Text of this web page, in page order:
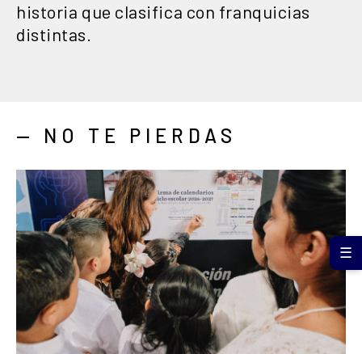
historia que clasifica con franquicias
distintas.
— NO TE PIERDAS
☰